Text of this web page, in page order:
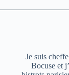
Je suis
Bocuse et